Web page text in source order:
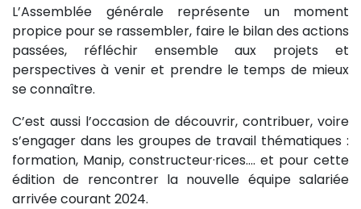
L’Assemblée générale représente un moment
propice pour se rassembler, faire le bilan des actions
passées, réfléchir ensemble aux projets et
perspectives à venir et prendre le temps de mieux
se connaître.
C’est aussi l’occasion de découvrir, contribuer, voire
s’engager dans les groupes de travail thématiques :
formation, Manip, constructeur·rices…. et pour cette
édition de rencontrer la nouvelle équipe salariée
arrivée courant 2024.